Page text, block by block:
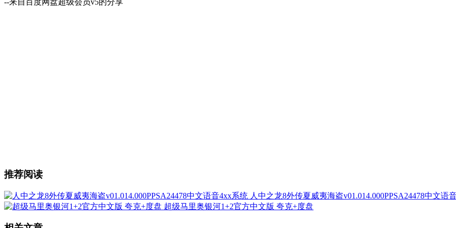
--来自百度网盘超级会员v5的分享
推荐阅读
人中之龙8外传夏威夷海盗v01.014.000PPSA24478中文语
超级马里奥银河1+2官方中文版 夸克+度盘